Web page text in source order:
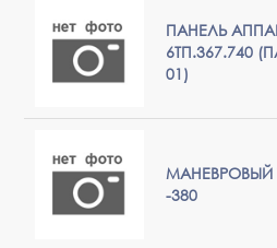
ПАНЕЛЬ
6ТП.367.740
01)
МАНЕВРОВЫЙ
-380